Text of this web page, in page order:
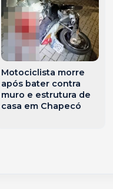
Motociclista morre
após bater contra
muro e estrutura de
casa em Chapecó